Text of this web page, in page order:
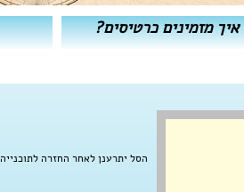
איך מזמינים כרטיסים?
הסל יתרענן לאחר החזרה לתוכנייה